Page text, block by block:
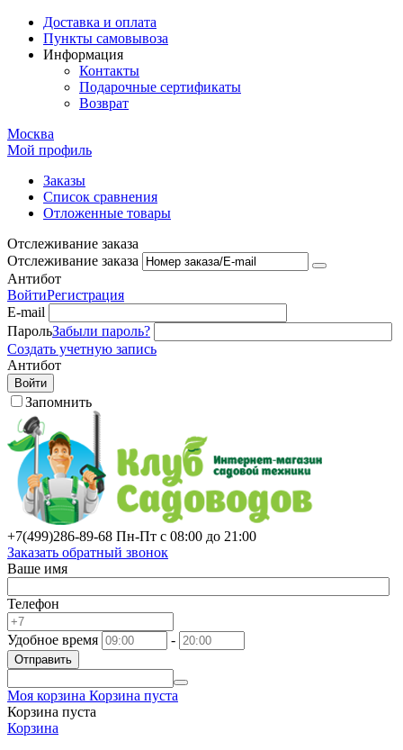
Доставка и оплата
Пункты самовывоза
Информация
Контакты
Подарочные сертификаты
Возврат
Москва
Мой профиль
Заказы
Список сравнения
Отложенные товары
Отслеживание заказа
Отслеживание заказа
Антибот
ВойтиРегистрация
E-mail
ПарольЗабыли пароль?
Создать учетную запись
Антибот
Войти
Запомнить
+7(499)286-89-68 Пн-Пт с 08:00 до 21:00
Заказать обратный звонок
Ваше имя
Телефон
Удобное время -
Отправить
Моя корзина Корзина пуста
Корзина пуста
Корзина